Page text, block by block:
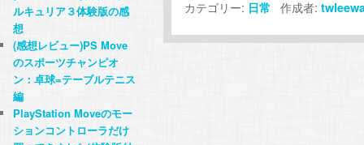
カテゴリー: 日常 作成者:
ルキュリア３体験版の感
想
(感想レビュー)PS Move
のスポーツチャンピオ
ン：卓球=テーブルテニス
編
PlayStation Moveのモー
ションコントローラだけ